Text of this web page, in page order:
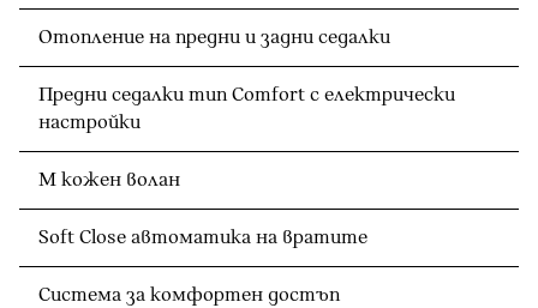
Отопление на предни и задни седалки
Предни седалки тип Comfort с електрически
настройки
M кожен волан
Soft Close автоматика на вратите
Система за комфортен достъп